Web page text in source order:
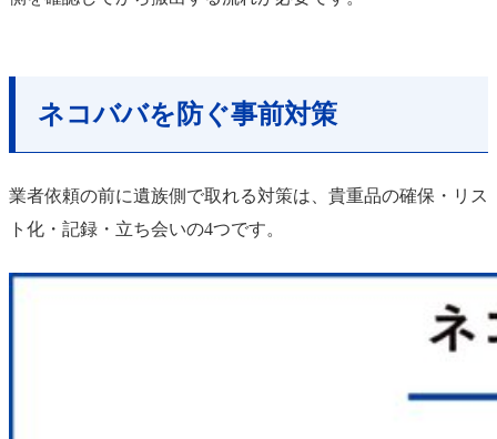
ネコババを防ぐ事前対策
業者依頼の前に遺族側で取れる対策は、貴重品の確保・リス
ト化・記録・立ち会いの4つです。